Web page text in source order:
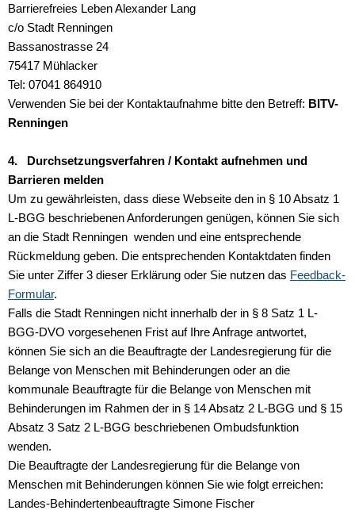
Barrierefreies Leben Alexander Lang
c/o Stadt Renningen
Bassanostrasse 24
75417 Mühlacker
Tel: 07041 864910
Verwenden Sie bei der Kontaktaufnahme bitte den Betreff: BITV-
Renningen
4. Durchsetzungsverfahren / Kontakt aufnehmen und
Barrieren melden
Um zu gewährleisten, dass diese Webseite den in § 10 Absatz 1
L-BGG beschriebenen Anforderungen genügen, können Sie sich
an die Stadt Renningen wenden und eine entsprechende
Rückmeldung geben. Die entsprechenden Kontaktdaten finden
Sie unter Ziffer 3 dieser Erklärung oder Sie nutzen das Feedback-
Formular.
Falls die Stadt Renningen nicht innerhalb der in § 8 Satz 1 L-
BGG-DVO vorgesehenen Frist auf Ihre Anfrage antwortet,
können Sie sich an die Beauftragte der Landesregierung für die
Belange von Menschen mit Behinderungen oder an die
kommunale Beauftragte für die Belange von Menschen mit
Behinderungen im Rahmen der in § 14 Absatz 2 L-BGG und § 15
Absatz 3 Satz 2 L-BGG beschriebenen Ombudsfunktion
wenden.
Die Beauftragte der Landesregierung für die Belange von
Menschen mit Behinderungen können Sie wie folgt erreichen:
Landes-Behindertenbeauftragte Simone Fischer